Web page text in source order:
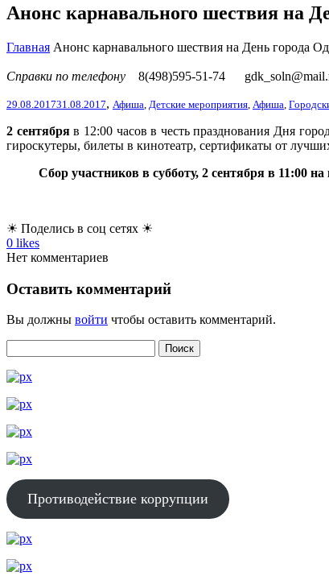
Анонс карнавального шествия на
Главная Анонс карнавального шествия на День города
Справки по телефону 8(498)595-51-74
29.08.201731.08.2017, Афиша Детские мероприятия Афиша
2 сентябряв 12:00 часов в честь празднования Дня
гироскутеры, билеты в кинотеатр, сертификаты от
Сбор участников в субботу, 2 сентября в 11:00
☀ Поделись в соц сетях ☀
0 likes
Нет комментариев
Оставить комментарий
Вы должны войти чтобы оставить комментарий.
Противодействие коррупции